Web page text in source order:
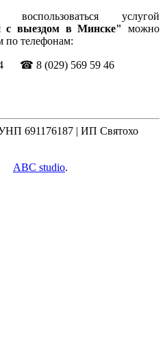
воспользоваться услугой
с выездом в Минске"
можно
по телефонам:
☎ 8 (029) 569 59 46
691176187 | ИП Святохо
ABC studio.